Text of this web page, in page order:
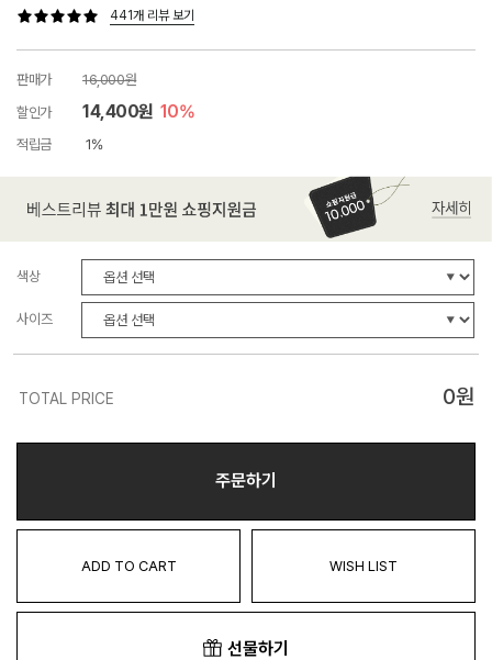
441개 리뷰 보기
판매가
16,000원
할인가
14,400원 10%
적립금 1%
색상
사이즈
TOTAL PRICE 0원
주문하기
ADD TO CART WISH LIST
선물하기